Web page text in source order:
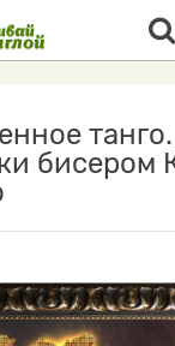
бисером